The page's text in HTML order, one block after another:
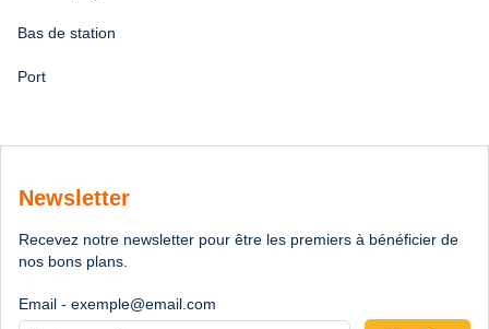
Bas de station
Port
Newsletter
Recevez notre newsletter pour être les premiers à bénéficier de
nos bons plans.
Email - exemple@email.com